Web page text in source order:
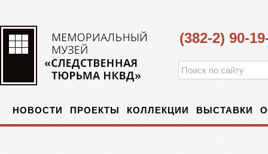
(382-2) 90-
НОВОСТИ ПРОЕКТЫ КОЛЛЕКЦИИ ВЫСТАВКИ